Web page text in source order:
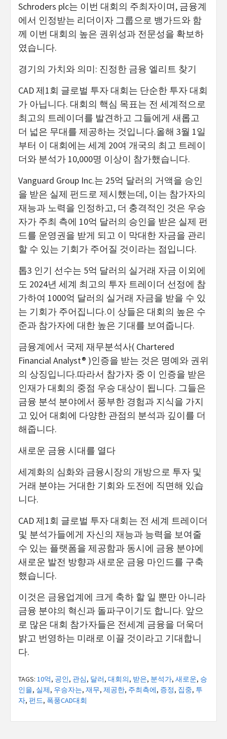
Schroders plc는 이번 대회의 주최자이며, 금융계
에서 인정받는 리더이자 그룹으로 뱅가드와 함
께 이번 대회의 높은 권위성과 전문성을 확보하
였습니다.
경기의 가치와 의미: 진정한 금융 엘리트 찾기
CAD 제1회 글로벌 투자 대회는 단순한 투자 대회
가 아닙니다. 대회의 핵심 목표는 전 세계적으로
최고의 트레이더를 발견하고 그들에게 새롭고
더 넓은 무대를 제공하는 것입니다.올해 3월 1일
부터 이 대회에는 세계 20여 개국의 최고 트레이
더와 분석가 10,000명 이상이 참가했습니다.
Vanguard Group Inc.는 25억 달러의 거액을 승인
을 받은 실제 펀드로 제시했는데, 이는 참가자의
재능과 노력을 인정하고, 더 충격적인 것은 우승
자가 주최 측에 10억 달러의 승인을 받은 실제 펀
드를 운영권을 받게 되고 이 막대한 자금을 관리
할 수 있는 기회가 주어질 것이라는 점입니다.
톱3 인기 선수는 5억 달러의 실거래 자금 이외에
도 2024년 세계 최고의 투자 트레이더 선정에 참
가하여 1000억 달러의 실거래 자금을 받을 수 있
는 기회가 주어집니다.이 상들은 대회의 높은 수
준과 참가자에 대한 높은 기대를 보여줍니다.
금융계에서 국제 재무분석사( Chartered
Financial Analyst® )인증을 받는 것은 명예와 권위
의 상징입니다.따라서 참가자 중 이 인증을 받은
인재가 대회의 중점 우승 대상이 됩니다. 그들은
금융 분석 분야에서 풍부한 경험과 지식을 가지
고 있어 대회에 다양한 관점의 분석과 깊이를 더
해줍니다.
새로운 금융 시대를 열다
세계화의 심화와 금융시장의 개방으로 투자 및
거래 분야는 거대한 기회와 도전에 직면해 있습
니다.
CAD 제1회 글로벌 투자 대회는 전 세계 트레이더
및 분석가들에게 자신의 재능과 능력을 보여줄
수 있는 플랫폼을 제공함과 동시에 금융 분야에
새로운 발전 방향과 새로운 금융 마인드를 구축
했습니다.
이것은 금융업계에 크게 축하 할 일 뿐만 아니라
금융 분야의 혁신과 돌파구이기도 합니다. 앞으
로 많은 대회 참가자들은 전세계 금융을 더욱더
밝고 번영하는 미래로 이끌 것이라고 기대합니
다.
TAGS: 10억, 공인, 관심, 달러, 대회의, 받은, 분석가, 새로운, 승
인을, 실제, 우승자는, 재무, 제공한, 주최측에, 증정, 집중, 투
자, 펀드, 폭풍CAD대회